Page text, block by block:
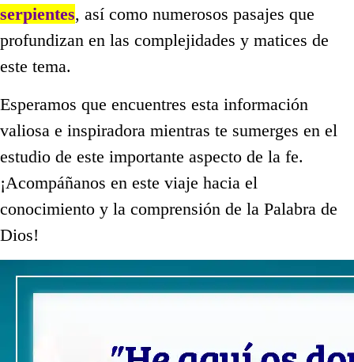
serpientes, así como numerosos pasajes que
profundizan en las complejidades y matices de
este tema.
Esperamos que encuentres esta información
valiosa e inspiradora mientras te sumerges en el
estudio de este importante aspecto de la fe.
¡Acompáñanos en este viaje hacia el
conocimiento y la comprensión de la Palabra de
Dios!